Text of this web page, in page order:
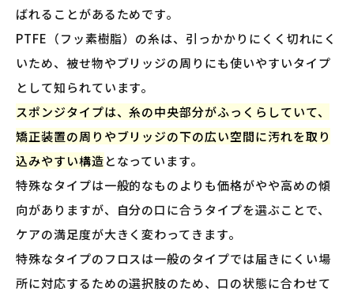
ばれることがあるためです。
PTFE（フッ素樹脂）の糸は、引っかかりにくく切れにく
いため、被せ物やブリッジの周りにも使いやすいタイプ
として知られています。
スポンジタイプは、糸の中央部分がふっくらしていて、
矯正装置の周りやブリッジの下の広い空間に汚れを取り
込みやすい構造となっています。
特殊なタイプは一般的なものよりも価格がやや高めの傾
向がありますが、自分の口に合うタイプを選ぶことで、
ケアの満足度が大きく変わってきます。
特殊なタイプのフロスは一般のタイプでは届きにくい場
所に対応するための選択肢のため、口の状態に合わせて